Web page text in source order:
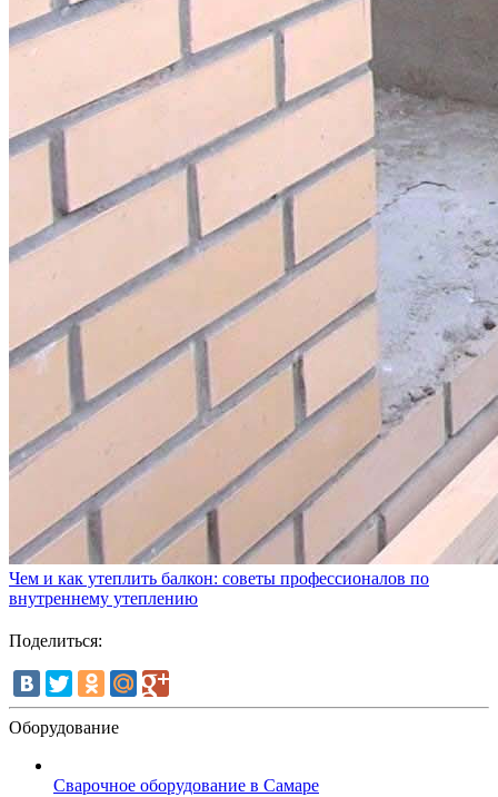
Чем и как утеплить балкон: советы профессионалов по
внутреннему утеплению
Поделиться:
Оборудование
Сварочное оборудование в Самаре